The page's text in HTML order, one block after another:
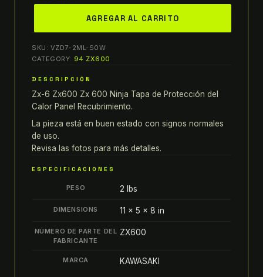
6
ZX
600
NINJA
TAPA
DE
PROTECCIÓN
DEL
RECUBRIMIENTO
AGREGAR AL CARRITO
SKU: VZD7-2ML-S0W
CATEGORY: 94 ZX600
DESCRIPCIÓN
Zx-6 Zx600 Zx 600 Ninja Tapa de Protección del
Calor Panel Recubrimiento.
La pieza está en buen estado con signos normales
de uso.
Revisa las fotos para más detalles.
ESPECIFICACIONES
PESO 2 lbs
DIMENSIONS 11 × 5 × 8 in
NÚMERO DE PARTE DEL
FABRICANTE
ZX600
MARCA KAWASAKI